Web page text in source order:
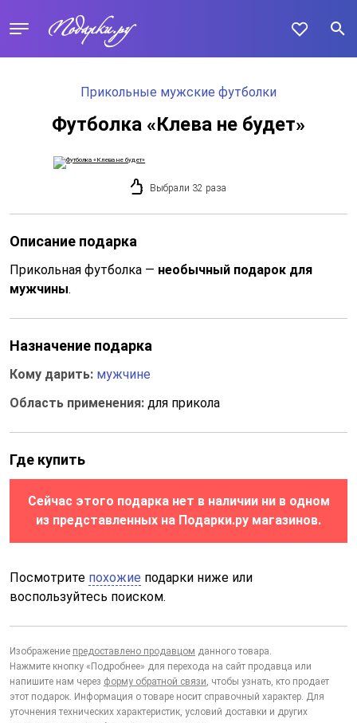
Прикольные мужские футболки
Футболка «Клева не будет»
Выбрали 32 раза
Описание подарка
Прикольная футболка — необычный подарок для
мужчины.
Назначение подарка
Кому дарить: мужчине
Область применения: для прикола
Где купить
Сейчас этого подарка нет в наличии ни в одном
из представленных на Подарки.ру магазинов.
Посмотрите похожие подарки ниже или
воспользуйтесь поиском.
Изображение предоставлено продавцом данного товара.
Нажмите кнопку «Подробнее» для перехода на сайт продавца или
напишите нам через форму обратной связи, чтобы узнать, кто продает
этот подарок. Информация о товаре носит справочный характер. Для
уточнения технических характеристик, условий доставки и других